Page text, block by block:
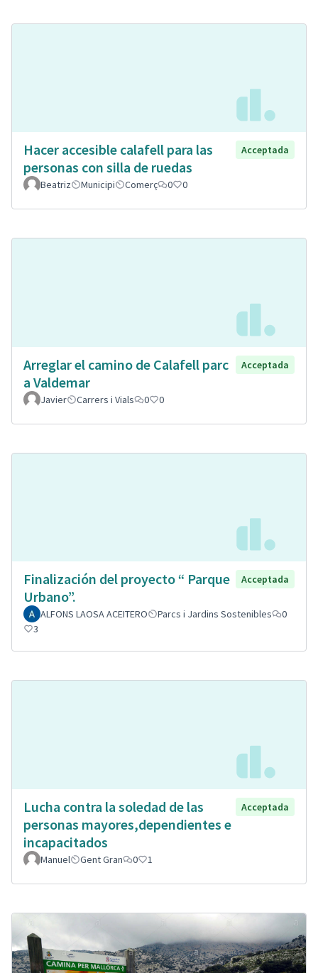
Hacer accesible calafell para las
personas con silla de ruedas
Acceptada
Beatriz Municipi Comerç 0 0
Arreglar el camino de Calafell parc
a Valdemar
Acceptada
Javier Carrers i Vials 0 0
Finalización del proyecto “ Parque
Urbano”.
Acceptada
ALFONS LAOSA ACEITERO Parcs i Jardins Sostenibles
0
3
Lucha contra la soledad de las
personas mayores,dependientes e
incapacitados
Acceptada
Manuel Gent Gran 0 1